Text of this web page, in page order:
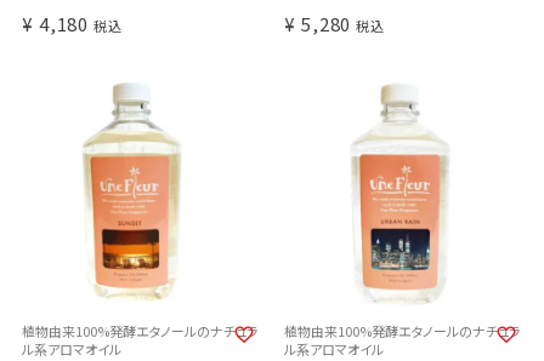
¥ 4,180 税込 ¥ 5,280 税込
植物由来100%発酵エタノールのナチュラ
ル系アロマオイル
植物由来100%発酵エタノールのナチュラ
ル系アロマオイル